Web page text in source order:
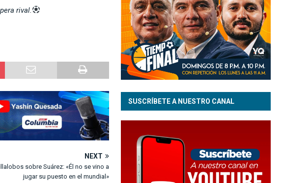
rival.
NEXT
sobre Suárez: «Él no se vino a
jugar su puesto en el mundial»
SUSCRÍBETE A NUESTRO CANAL